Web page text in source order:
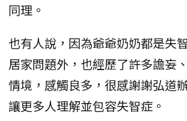
同理。
也有人說，因為爺爺奶奶都是失
居家問題外，也經歷了許多譫妄
情境，感觸良多，很感謝謝弘道
讓更多人理解並包容失智症。